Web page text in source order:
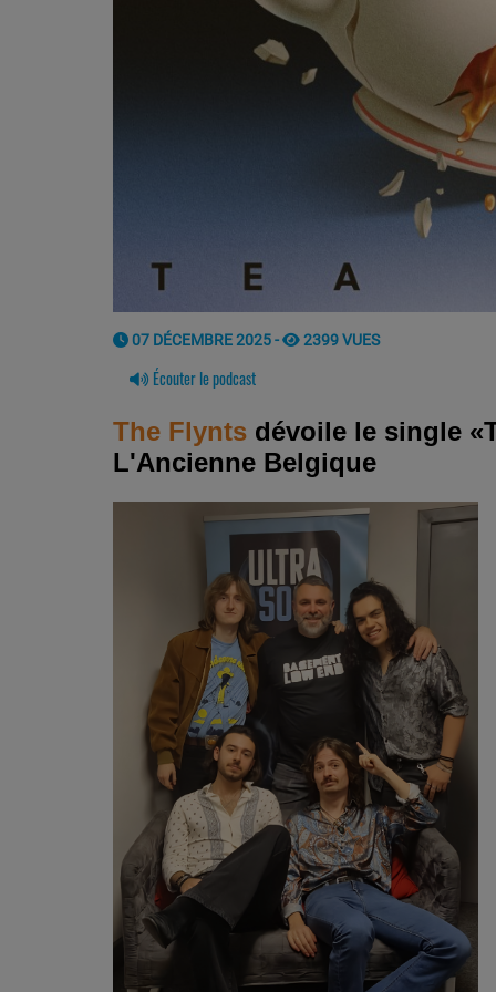
07 DÉCEMBRE 2025 - 2399 VUES
Écouter le podcast
The Flynts dévoile le single «
L'Ancienne Belgique